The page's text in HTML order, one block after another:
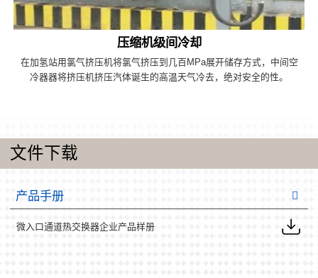
压缩机级间冷却
在加氢站用氯气挤压机将氯气挤压到几百MPa展开储存方式，中间空
冷器器将挤压机挤压汽体诞生的高温天气冷去，绝对安全的性。
文件下载
产品手册
微入口通道热交换器企业产品样册